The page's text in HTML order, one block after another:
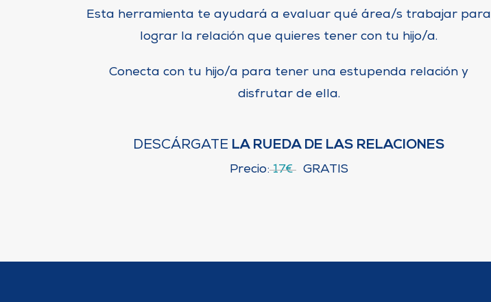
Esta herramienta te ayudará a evaluar qué área/s trabajar para
lograr la relación que quieres tener con tu hijo/a.
Conecta con tu hijo/a para tener una estupenda relación y
disfrutar de ella.
DESCÁRGATE LA RUEDA DE LAS RELACIONES
Precio:17€GRATIS